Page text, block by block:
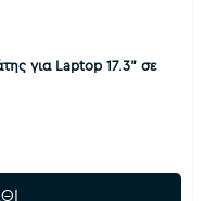
για Laptop 17.3" σε